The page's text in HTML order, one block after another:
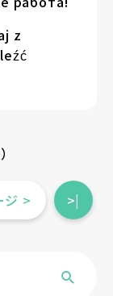
z
ジ > >|